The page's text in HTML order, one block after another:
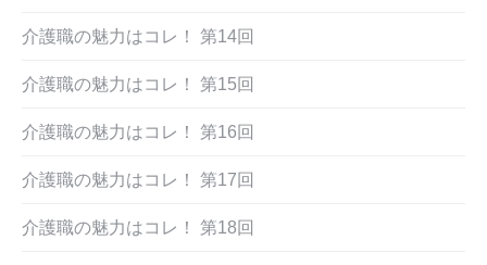
介護職の魅力はコレ！ 第14回
介護職の魅力はコレ！ 第15回
介護職の魅力はコレ！ 第16回
介護職の魅力はコレ！ 第17回
介護職の魅力はコレ！ 第18回